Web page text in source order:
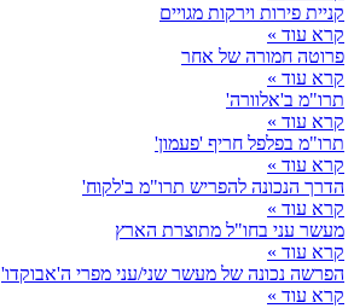
קניית פירות וירקות מגויים
קרא עוד »
פרוטה חמורה של אחר
קרא עוד »
תרו"מ ב'אלוורה'
קרא עוד »
תרו"מ בפלפל חריף 'פעמון'
קרא עוד »
הדרך הנכונה להפריש תרו"מ ב'לקוח'
קרא עוד »
מעשר עני בחו"ל מתוצרת הארץ
קרא עוד »
הפרשה נכונה של מעשר שני/עני מפרי ה'אבוקדו'
קרא עוד »